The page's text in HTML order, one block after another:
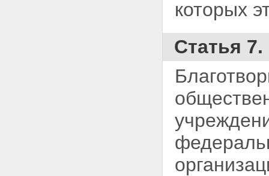
которых
Статья